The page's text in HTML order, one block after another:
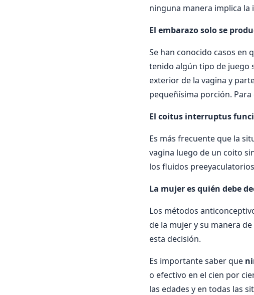
ninguna manera implica
El embarazo solo se
Se han conocido casos en
tenido algún tipo de juego
exterior de la vagina y
pequeñísima porción.
El coitus interruptus
Es más frecuente que la
vagina luego de un coito
los fluidos
La mujer es quién debe
Los métodos
de la mujer y su manera
esta decisión.
Es importante saber que
o efectivo en el cien por
las edades y en todas las